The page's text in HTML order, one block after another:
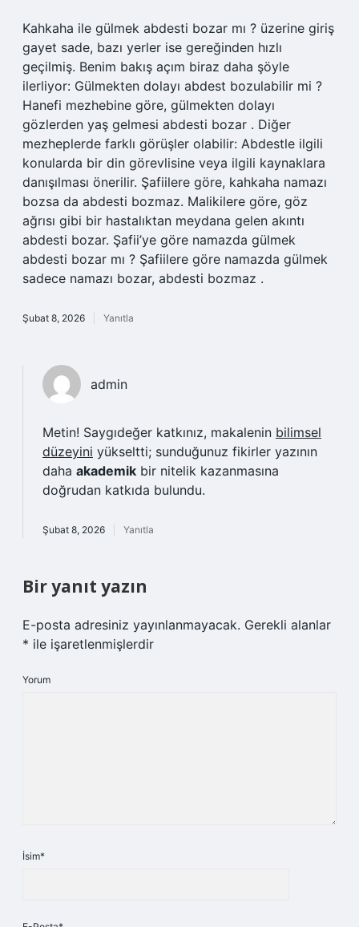
Kahkaha ile gülmek abdesti bozar mı ? üzerine giriş
gayet sade, bazı yerler ise gereğinden hızlı
geçilmiş. Benim bakış açım biraz daha şöyle
ilerliyor: Gülmekten dolayı abdest bozulabilir mi ?
Hanefi mezhebine göre, gülmekten dolayı
gözlerden yaş gelmesi abdesti bozar . Diğer
mezheplerde farklı görüşler olabilir: Abdestle ilgili
konularda bir din görevlisine veya ilgili kaynaklara
danışılması önerilir. Şafiilere göre, kahkaha namazı
bozsa da abdesti bozmaz. Malikilere göre, göz
ağrısı gibi bir hastalıktan meydana gelen akıntı
abdesti bozar. Şafii’ye göre namazda gülmek
abdesti bozar mı ? Şafiilere göre namazda gülmek
sadece namazı bozar, abdesti bozmaz .
Şubat 8, 2026 Yanıtla
admin
Metin! Saygıdeğer katkınız, makalenin bilimsel
düzeyini yükseltti; sunduğunuz fikirler yazının
daha akademik bir nitelik kazanmasına
doğrudan katkıda bulundu.
Şubat 8, 2026 Yanıtla
Bir yanıt yazın
E-posta adresiniz yayınlanmayacak. Gerekli alanlar
* ile işaretlenmişlerdir
Yorum
İsim*